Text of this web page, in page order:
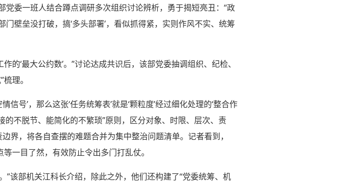
委一班人结合蹲点调研多次组织讨论辨析，勇于揭短亮丑：“政
壁垒没打破，搞‘多头部署’，看似抓得紧，实则作风不实、统筹
的‘最大公约数’。”讨论达成共识后，该部党委抽调组织、纪检、
理。
号’，那么这张‘任务统筹表’就是‘颗粒度’经过细化处理的‘整合作
的不脱节、能简化的不繁琐”原则，区分对象、时限、层次、责
界，将各自查摆的难题合并为集中整治问题清单。记者看到，
一目了然，有效防止令出多门打乱仗。
”该部机关江科长介绍，除此之外，他们还构建了“党委统筹、机